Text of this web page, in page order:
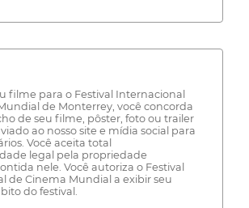
filme para o Festival Internacional
de Monterrey, você concorda
de seu filme, pôster, foto ou trailer
ao nosso site e mídia social para
Você aceita total
legal pela propriedade
nele. Você autoriza o Festival
de Cinema Mundial a exibir seu
do festival.